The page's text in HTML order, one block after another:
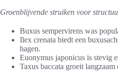
Groenblijvende struiken voor
Buxus sempervirens was
Ilex crenata biedt een
hagen.
Euonymus japonicus is stevig
Taxus baccata groeit